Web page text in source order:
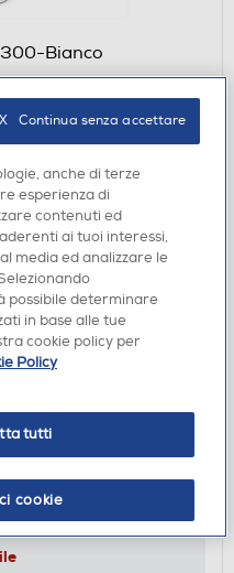
300-Bianco
verifica
Black
anche di terze
esperienza di
contenuti ed
ai tuoi interessi,
media ed analizzare le
possibile determinare
in base alle tue
cookie policy per
Policy
tutti
cookie
X   Continua senza accettare